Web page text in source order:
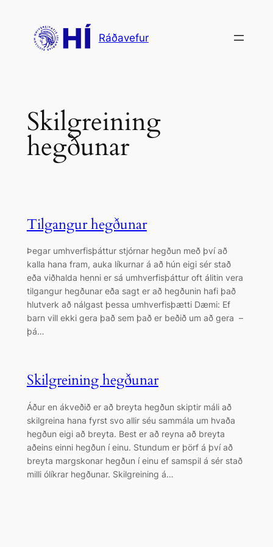
content
Ráðavefur
Skilgreining
hegðunar
Tilgangur hegðunar
Þegar umhverfisþáttur stjórnar hegðun með því að
kalla hana fram, auka líkurnar á að hún eigi sér stað
eða viðhalda henni er sá umhverfisþáttur oft álitin vera
tilgangur hegðunar eða sagt er að hegðunin hafi það
hlutverk að nálgast þessa umhverfisþætti Dæmi: Ef
barn vill ekki gera það sem það er beðið um að gera –
þá…
Skilgreining hegðunar
Áður en ákveðið er að breyta hegðun skiptir máli að
skilgreina hana fyrst svo allir séu sammála um hvaða
hegðun eigi að breyta. Best er að reyna að breyta
aðeins einni hegðun í einu. Stundum er þörf á því að
breyta margskonar hegðun í einu ef samspil á sér stað
milli ólíkrar hegðunar. Skilgreining á…